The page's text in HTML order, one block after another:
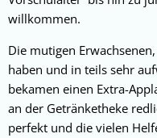
willkommen.
Die mutigen
haben und in teils sehr
bekamen einen Extra-
an der Getränketheke
perfekt und die vielen